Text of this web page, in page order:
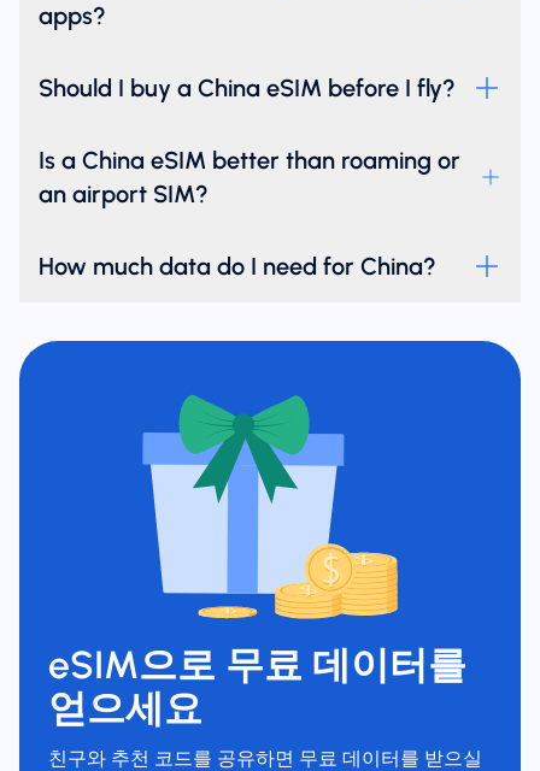
apps?
Should I buy a China eSIM before I fly?
Is a China eSIM better than roaming or
an airport SIM?
How much data do I need for China?
eSIM으로 무료 데이터를
얻으세요
친구와 추천 코드를 공유하면 무료 데이터를 받으실